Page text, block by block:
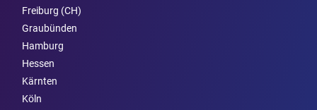
Freiburg (CH)
Graubünden
Hamburg
Hessen
Kärnten
Köln